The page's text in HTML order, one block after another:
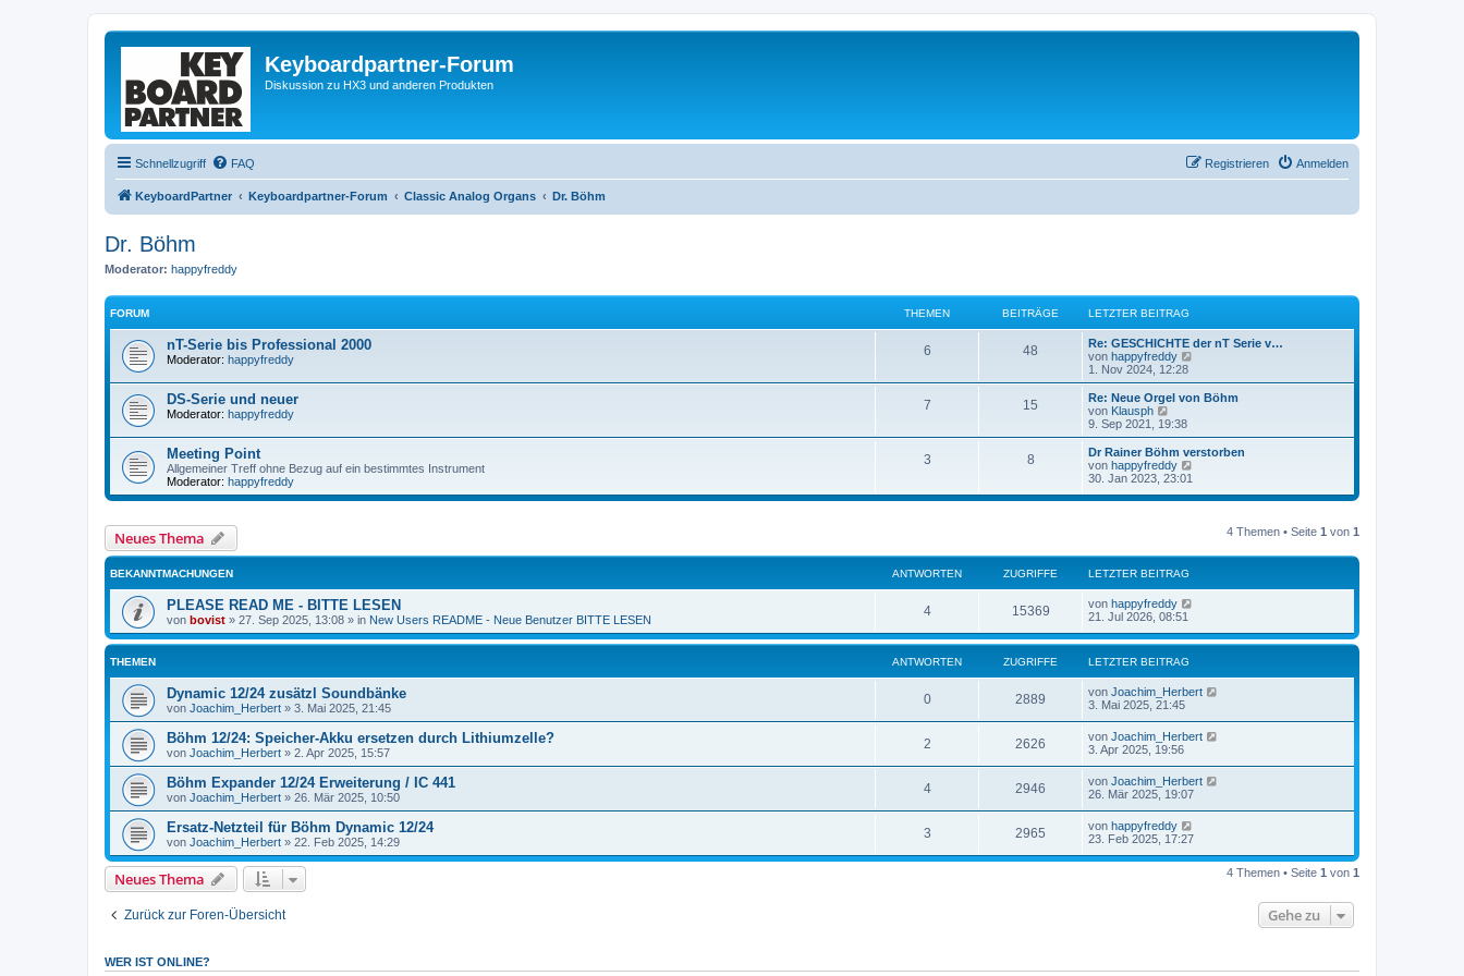
Keyboardpartner-Forum
Diskussion zu HX3 und anderen Produkten
Schnellzugriff FAQ Anmelden
Registrieren
KeyboardPartner Keyboardpartner-Forum Classic Analog Organs Dr. Böhm
Dr. Böhm
Moderator: happyfreddy
FORUM THEMEN BEITRÄGE LETZTER BEITRAG
nT-Serie bis Professional 2000
Moderator: happyfreddy
6 48
Re: GESCHICHTE der nT Serie v…
von happyfreddy
u
e
B
t
1. Nov 2024, 12:28
DS-Serie und neuer
Moderator: happyfreddy
7 15
Re: Neue Orgel von Böhm
von Klausph
e
u
e
s
t
r
t
a
g
9. Sep 2021, 19:38
Meeting Point
Allgemeiner Treff ohne Bezug auf ein bestimmtes Instrument
Moderator: happyfreddy
3 8
Dr Rainer Böhm verstorben
von happyfreddy
e
r
a
g
30. Jan 2023, 23:01
Neues Thema 4 Themen • Seite 1 von 1
BEKANNTMACHUNGEN ANTWORTEN ZUGRIFFE LETZTER BEITRAG
PLEASE READ ME - BITTE LESEN
von bovist » 27. Sep 2025, 13:08 » in New Users README - Neue Benutzer BITTE LESEN
4 15369 von happyfreddy
21. Jul 2026, 08:51
THEMEN ANTWORTEN ZUGRIFFE LETZTER BEITRAG
Dynamic 12/24 zusätzl Soundbänke
von Joachim_Herbert » 3. Mai 2025, 21:45
0 2889 von Joachim_Herbert
3. Mai 2025, 21:45
Böhm 12/24: Speicher-Akku ersetzen durch Lithiumzelle?
von Joachim_Herbert » 2. Apr 2025, 15:57
2 2626 von Joachim_Herbert
3. Apr 2025, 19:56
Böhm Expander 12/24 Erweiterung / IC 441
von Joachim_Herbert » 26. Mär 2025, 10:50
4 2946 von Joachim_Herbert
26. Mär 2025, 19:07
Ersatz-Netzteil für Böhm Dynamic 12/24
von Joachim_Herbert » 22. Feb 2025, 14:29
3 2965 von happyfreddy
23. Feb 2025, 17:27
Neues Thema 4 Themen • Seite 1 von 1
Zurück zur Foren-Übersicht Gehe zu
WER IST ONLINE?